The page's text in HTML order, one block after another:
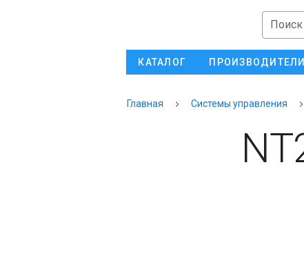
Поиск
КАТАЛОГ ПРОИЗВОДИТЕЛИ
Главная Системы управления